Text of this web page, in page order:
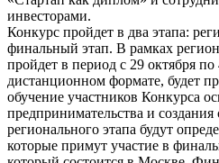
инвесторами.
Конкурс пройдет в два этапа:
финальный этап. В рамках
пройдет в период с 29 октября по
дистанционном формате, будет
обучение участников Конкурса
предпринимательства и
регионального этапа будут
которые примут участие в